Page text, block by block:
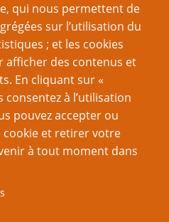
qui nous permettent de
sur l’utilisation du
; et les cookies
afficher des contenus et
En cliquant sur «
consentez à l’utilisation
pouvez accepter ou
cookie et retirer votre
à tout moment dans